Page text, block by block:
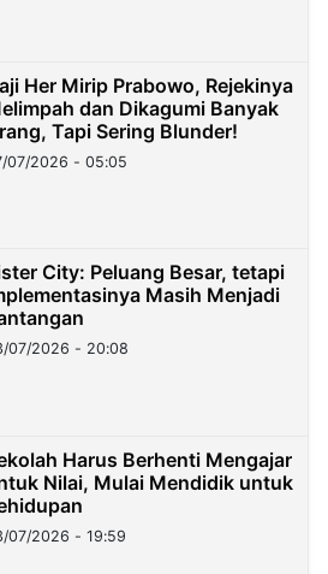
Her Mirip Prabowo, Rejekinya
dan Dikagumi Banyak
Tapi Sering Blunder!
07/2026 - 05:05
City: Peluang Besar, tetapi
Masih Menjadi
07/2026 - 20:08
Harus Berhenti Mengajar
Nilai, Mulai Mendidik untuk
07/2026 - 19:59